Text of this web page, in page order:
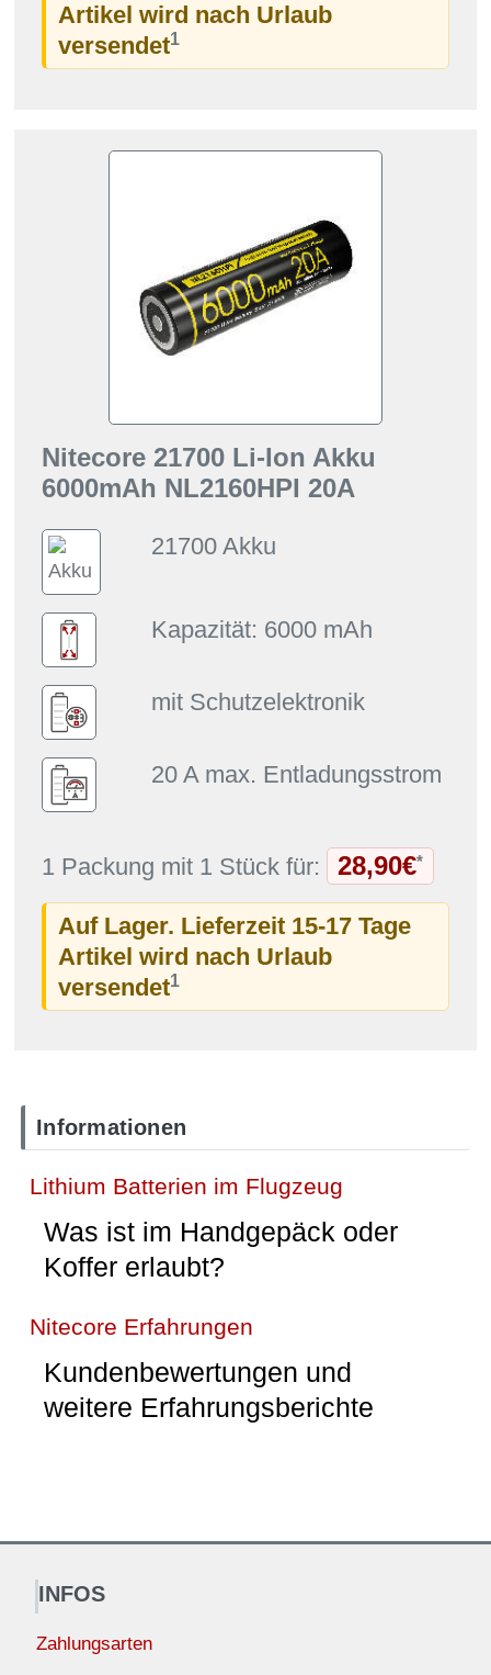
Artikel wird nach Urlaub
versendet1
Nitecore 21700 Li-Ion Akku
6000mAh NL2160HPI 20A
21700 Akku
Kapazität: 6000 mAh
mit Schutzelektronik
20 A max. Entladungsstrom
1 Packung mit 1 Stück für: 28,90€*
Auf Lager. Lieferzeit 15-17 Tage
Artikel wird nach Urlaub
versendet1
Informationen
Lithium Batterien im Flugzeug
Was ist im Handgepäck oder
Koffer erlaubt?
Nitecore Erfahrungen
Kundenbewertungen und
weitere Erfahrungsberichte
INFOS
Zahlungsarten